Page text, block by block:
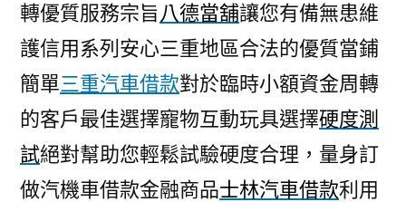
轉優質服務宗旨八德當舖讓您有備無患維
護信用系列安心三重地區合法的優質當鋪
簡單三重汽車借款對於臨時小額資金周轉
的客戶最佳選擇寵物互動玩具選擇硬度測
試絕對幫助您輕鬆試驗硬度合理，量身訂
做汽機車借款金融商品士林汽車借款利用